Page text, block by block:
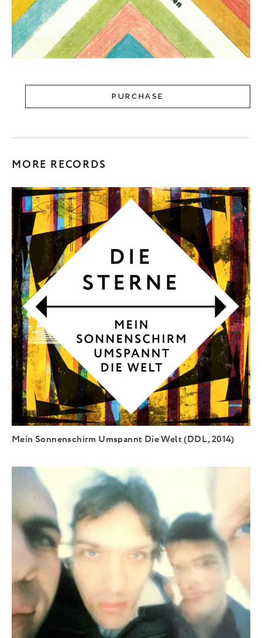
PURCHASE
MORE RECORDS
Mein Sonnenschirm Umspannt Die Welt (DDL, 2014)